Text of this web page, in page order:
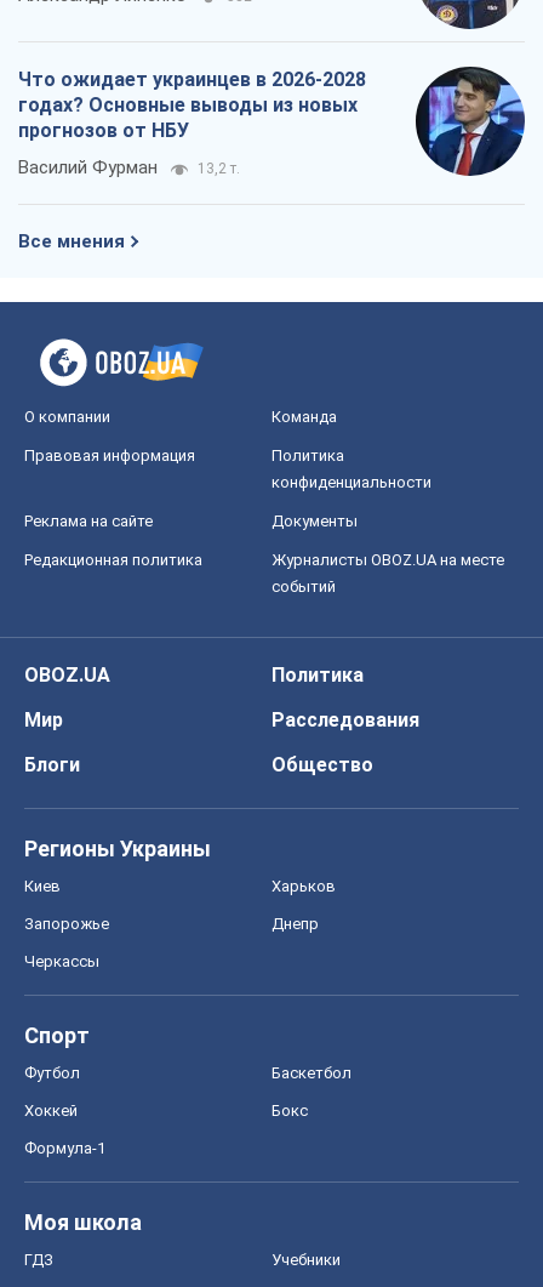
Что ожидает украинцев в 2026-2028
годах? Основные выводы из новых
прогнозов от НБУ
Василий Фурман 13,2 т.
Все мнения
О компании Команда
Правовая информация
Политика
конфиденциальности
Реклама на сайте Документы
Редакционная политика
Журналисты OBOZ.UA на месте
событий
OBOZ.UA
Политика
Мир
Расследования
Блоги
Общество
Регионы Украины
Киев Харьков
Запорожье Днепр
Черкассы
Спорт
Футбол Баскетбол
Хоккей Бокс
Формула-1
Моя школа
ГДЗ Учебники